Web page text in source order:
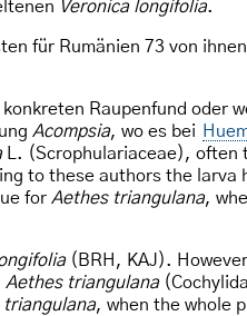
Veronica longifolia.
für Rumänien 73 von
Raupenfund oder
Acompsia, wo es bei
L. (Scrophulariaceae), often
to these authors the larva
for Aethes triangulana,
(BRH, KAJ).
Aethes triangulana
triangulana, when the whole